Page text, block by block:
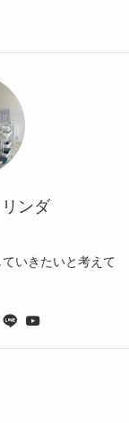
ンダ
いきたいと考えて